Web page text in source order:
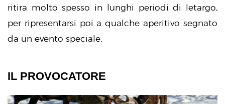
ritira molto spesso in lunghi periodi di letargo,
per ripresentarsi poi a qualche aperitivo segnato
da un evento speciale.
IL PROVOCATORE